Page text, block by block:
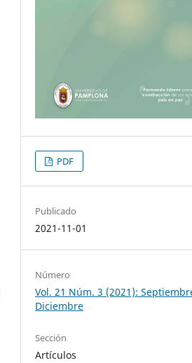
PDF
Publicado
2021-11-01
Número
Vol. 21 Núm. 3 (2021):
Diciembre
Sección
Artículos